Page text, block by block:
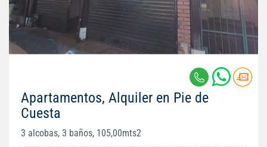
Apartamentos, Alquiler en Pie de
Cuesta
3 alcobas, 3 baños, 105,00mts2